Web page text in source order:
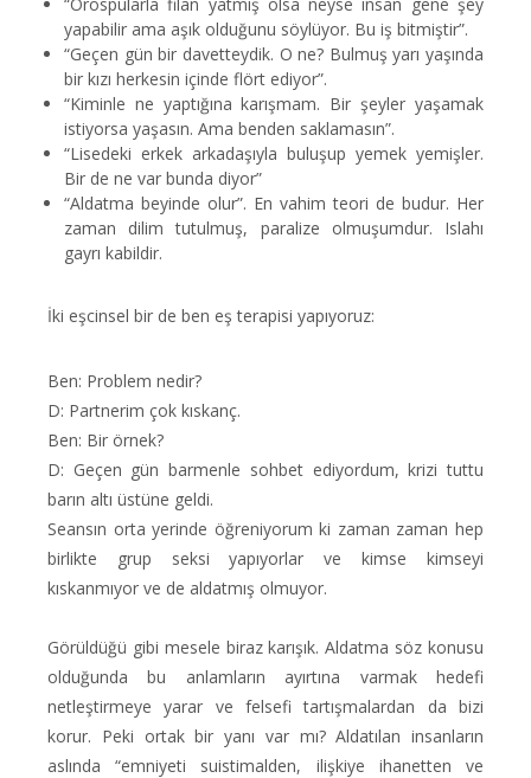
yapabilir ama aşık olduğunu söylüyor. Bu iş bitmiştir”.
“Geçen gün bir davetteydik. O ne? Bulmuş yarı yaşında
bir kızı herkesin içinde flört ediyor”.
“Kiminle ne yaptığına karışmam. Bir şeyler yaşamak
istiyorsa yaşasın. Ama benden saklamasın”.
“Lisedeki erkek arkadaşıyla buluşup yemek yemişler.
Bir de ne var bunda diyor”
“Aldatma beyinde olur”. En vahim teori de budur. Her
zaman dilim tutulmuş, paralize olmuşumdur. Islahı
gayrı kabildir.
İki eşcinsel bir de ben eş terapisi yapıyoruz:
Ben: Problem nedir?
D: Partnerim çok kıskanç.
Ben: Bir örnek?
D: Geçen gün barmenle sohbet ediyordum, krizi tuttu
barın altı üstüne geldi.
Seansın orta yerinde öğreniyorum ki zaman zaman hep
birlikte grup seksi yapıyorlar ve kimse kimseyi
kıskanmıyor ve de aldatmış olmuyor.
Görüldüğü gibi mesele biraz karışık. Aldatma söz konusu
olduğunda bu anlamların ayırtına varmak hedefi
netleştirmeye yarar ve felsefi tartışmalardan da bizi
korur. Peki ortak bir yanı var mı? Aldatılan insanların
aslında “emniyeti suistimalden, ilişkiye ihanetten ve